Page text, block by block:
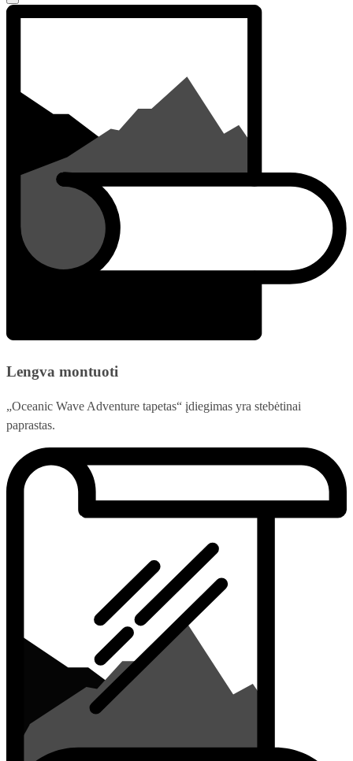
Lengva montuoti
„Oceanic Wave Adventure tapetas“ įdiegimas yra stebėtinai
paprastas.